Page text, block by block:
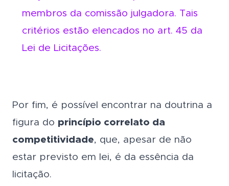
membros da comissão julgadora. Tais
critérios estão elencados no art. 45 da
Lei de Licitações.
Por fim, é possível encontrar na doutrina a
figura do princípio correlato da
competitividade, que, apesar de não
estar previsto em lei, é da essência da
licitação.